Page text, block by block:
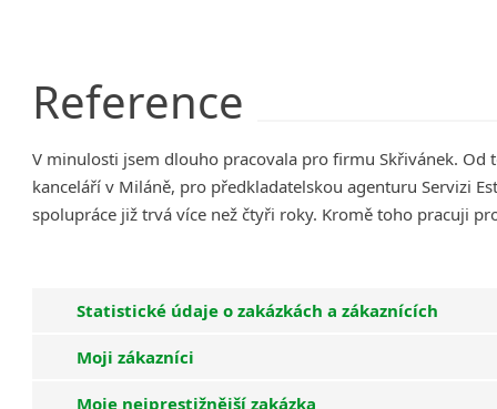
Reference
V minulosti jsem dlouho pracovala pro firmu Skřivánek.
kanceláří v Miláně, pro předkladatelskou agenturu Servizi
spolupráce již trvá více než čtyři roky. Kromě toho pracuji
Statistické údaje o zakázkách a zákaznících
Moji zákazníci
Moje nejprestižnější zakázka